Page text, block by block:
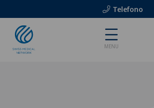
Telefono
MENU